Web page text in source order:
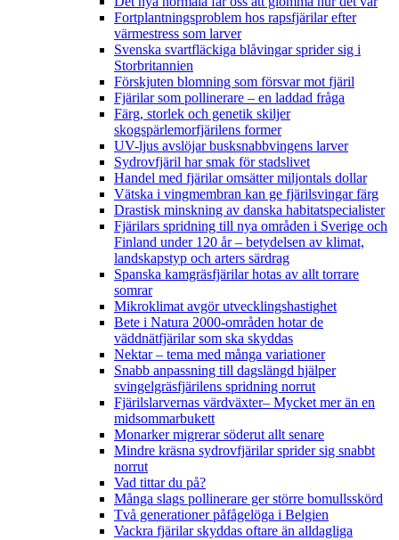
Fortplantningsproblem hos rapsfjärilar efter
värmestress som larver
Svenska svartfläckiga blåvingar sprider sig i
Storbritannien
Förskjuten blomning som försvar mot fjäril
Fjärilar som pollinerare – en laddad fråga
Färg, storlek och genetik skiljer
skogspärlemorfjärilens former
UV-ljus avslöjar busksnabbvingens larver
Sydrovfjäril har smak för stadslivet
Handel med fjärilar omsätter miljontals dollar
Vätska i vingmembran kan ge fjärilsvingar färg
Drastisk minskning av danska habitatspecialister
Fjärilars spridning till nya områden i Sverige och
Finland under 120 år– betydelsen av klimat,
landskapstyp och arters särdrag
Spanska kamgräsfjärilar hotas av allt torrare
somrar
Mikroklimat avgör utvecklingshastighet
Bete i Natura 2000-områden hotar de
väddnätfjärilar som ska skyddas
Nektar – tema med många variationer
Snabb anpassning till dagslängd hjälper
svingelgräsfjärilens spridning norrut
Fjärilslarvernas värdväxter– Mycket mer än en
midsommarbukett
Monarker migrerar söderut allt senare
Mindre kräsna sydrovfjärilar sprider sig snabbt
norrut
Vad tittar du på?
Många slags pollinerare ger större bomullsskörd
Två generationer påfågelöga i Belgien
Vackra fjärilar skyddas oftare än alldagliga